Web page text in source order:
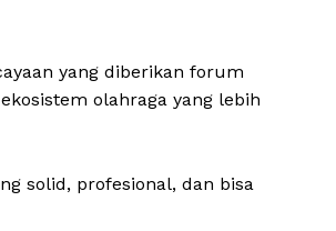
yang diberikan forum
olahraga yang lebih
solid, profesional, dan bisa